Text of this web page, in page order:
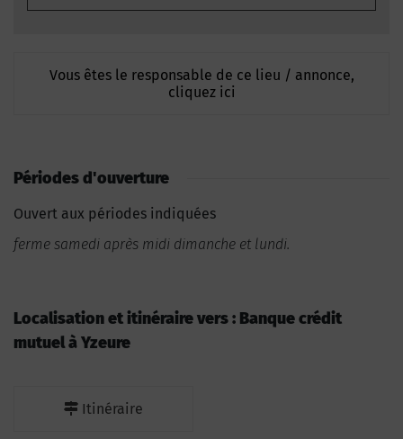
Vous êtes le responsable de ce lieu / annonce,
cliquez ici
Périodes d'ouverture
Ouvert aux périodes indiquées
ferme samedi après midi dimanche et lundi.
Localisation et itinéraire vers : Banque crédit
mutuel à Yzeure
Itinéraire